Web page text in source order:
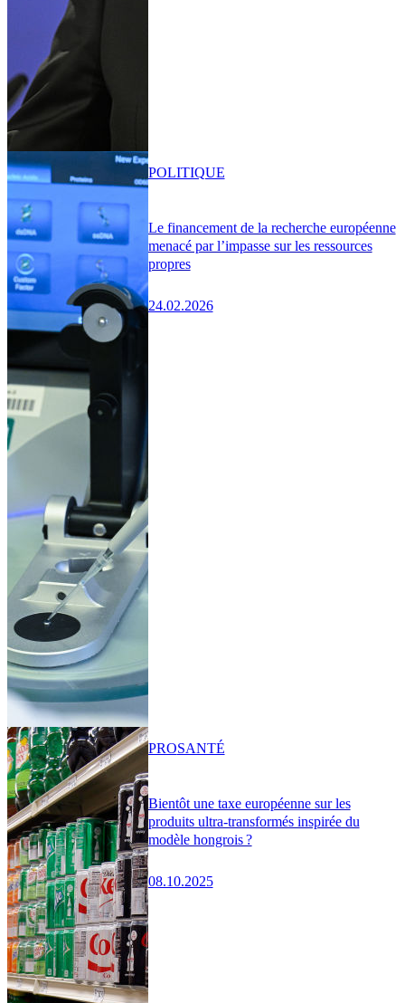
Le financement de la recherche européenne
menacé par l’impasse sur les ressources
propres
24.02.2026
POLITIQUE
Bientôt une taxe européenne sur les
produits ultra-transformés inspirée du
modèle hongrois ?
08.10.2025
PROSANTÉ